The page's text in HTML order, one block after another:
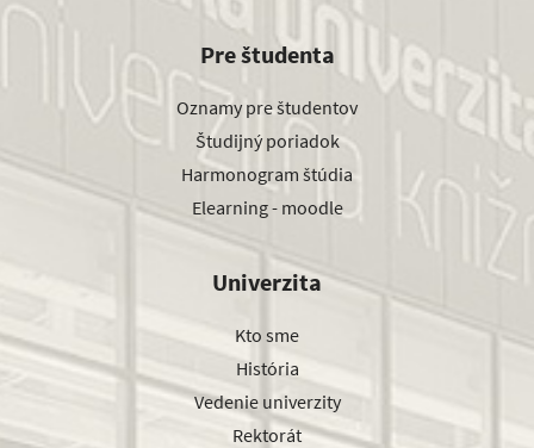
Pre študenta
Oznamy pre študentov
Študijný poriadok
Harmonogram štúdia
Elearning - moodle
Univerzita
Kto sme
História
Vedenie univerzity
Rektorát